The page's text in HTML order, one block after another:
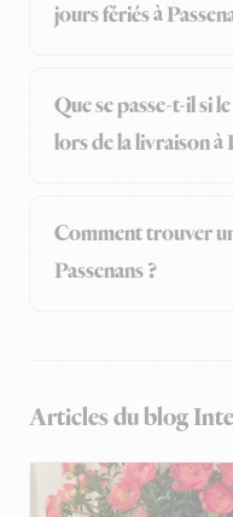
jours fériés à
Que se passe-t-il si
lors de la livraison à
Comment trouver
Passenans ?
Articles du blog